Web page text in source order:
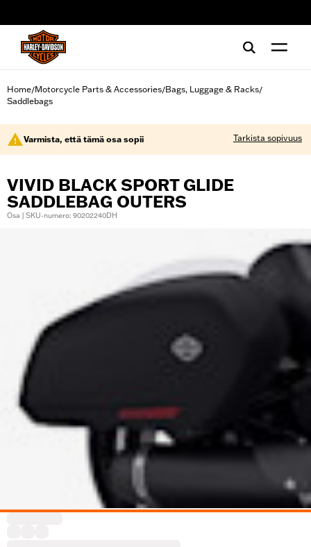
Home/Motorcycle Parts & Accessories/Bags, Luggage & Racks/
Saddlebags
Varmista, että tämä osa sopii Tarkista sopivuus
VIVID BLACK SPORT GLIDE
SADDLEBAG OUTERS
Osa | SKU-numero: 90202240DH